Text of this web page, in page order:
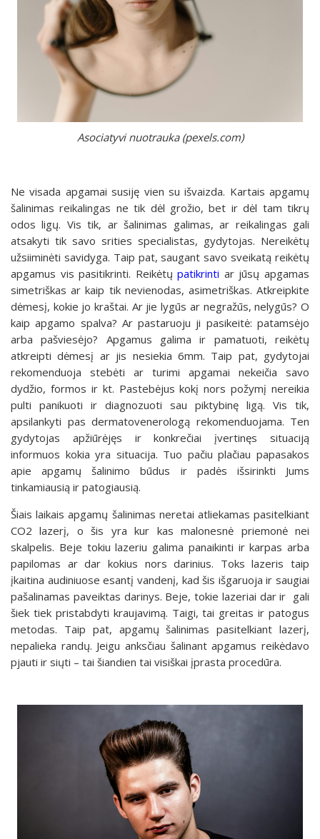
Asociatyvi nuotrauka (pexels.com)
Ne visada apgamai susiję vien su išvaizda. Kartais apgamų
šalinimas reikalingas ne tik dėl grožio, bet ir dėl tam tikrų
odos ligų. Vis tik, ar šalinimas galimas, ar reikalingas gali
atsakyti tik savo srities specialistas, gydytojas. Nereikėtų
užsiiminėti savidyga. Taip pat, saugant savo sveikatą reikėtų
apgamus vis pasitikrinti. Reikėtųpatikrinti ar jūsų apgamas
simetriškas ar kaip tik nevienodas, asimetriškas. Atkreipkite
dėmesį, kokie jo kraštai. Ar jie lygūs ar negražūs, nelygūs? O
kaip apgamo spalva? Ar pastaruoju ji pasikeitė: patamsėjo
arba pašviesėjo? Apgamus galima ir pamatuoti, reikėtų
atkreipti dėmesį ar jis nesiekia 6mm. Taip pat, gydytojai
rekomenduoja stebėti ar turimi apgamai nekeičia savo
dydžio, formos ir kt. Pastebėjus kokį nors požymį nereikia
pulti panikuoti ir diagnozuoti sau piktybinę ligą. Vis tik,
apsilankyti pas dermatovenerologą rekomenduojama. Ten
gydytojas apžiūrėjęs ir konkrečiai įvertinęs situaciją
informuos kokia yra situacija. Tuo pačiu plačiau papasakos
apie apgamų šalinimo būdus ir padės išsirinkti Jums
tinkamiausią ir patogiausią.
Šiais laikais apgamų šalinimas neretai atliekamas pasitelkiant
CO2 lazerį, o šis yra kur kas malonesnė priemonė nei
skalpelis. Beje tokiu lazeriu galima panaikinti ir karpas arba
papilomas ar dar kokius nors darinius. Toks lazeris taip
įkaitina audiniuose esantį vandenį, kad šis išgaruoja ir saugiai
pašalinamas paveiktas darinys. Beje, tokie lazeriai dar ir gali
šiek tiek pristabdyti kraujavimą. Taigi, tai greitas ir patogus
metodas. Taip pat, apgamų šalinimas pasitelkiant lazerį,
nepalieka randų. Jeigu anksčiau šalinant apgamus reikėdavo
pjauti ir siųti – tai šiandien tai visiškai įprasta procedūra.